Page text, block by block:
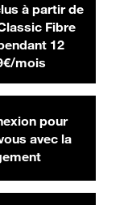
à partir de
Fibre
€ par mois
12
mois42,99 € par
pour
avec la